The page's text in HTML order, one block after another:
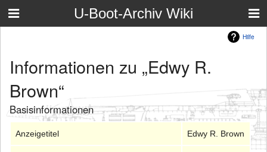
U-Boot-Archiv Wiki
Hilfe
Informationen zu „Edwy R.
Brown“
Basisinformationen
Anzeigetitel Edwy R. Brown